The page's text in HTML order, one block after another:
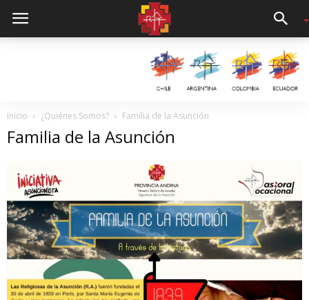
Inicio ¿Quiénes Somos? Familia de la Asunción
Familia de la Asunción